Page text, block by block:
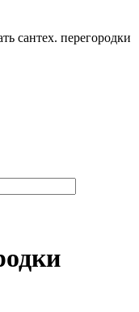
сантех. перегородки